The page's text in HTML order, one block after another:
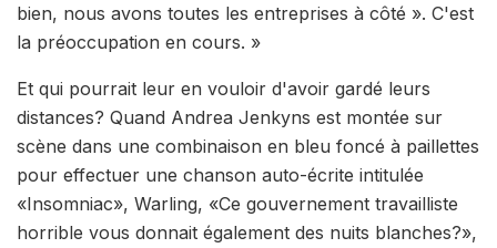
bien, nous avons toutes les entreprises à côté ». C'est
la préoccupation en cours. »
Et qui pourrait leur en vouloir d'avoir gardé leurs
distances? Quand Andrea Jenkyns est montée sur
scène dans une combinaison en bleu foncé à paillettes
pour effectuer une chanson auto-écrite intitulée
«Insomniac», Warling, «Ce gouvernement travailliste
horrible vous donnait également des nuits blanches?»,